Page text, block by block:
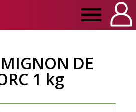
DE
1 kg